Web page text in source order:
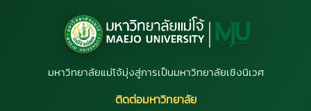
มหาวิทยาลัยแม่โจ้มุ่งสู่การเป็นมหาวิทยาลัยเชิงนิเวศ
ติดต่อมหาวิทยาลัย